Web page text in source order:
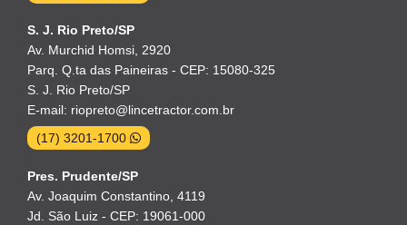
S. J. Rio Preto/SP
Av. Murchid Homsi, 2920
Parq. Q.ta das Paineiras - CEP: 15080-325
S. J. Rio Preto/SP
E-mail: riopreto@lincetractor.com.br
(17) 3201-1700
Pres. Prudente/SP
Av. Joaquim Constantino, 4119
Jd. São Luiz - CEP: 19061-000